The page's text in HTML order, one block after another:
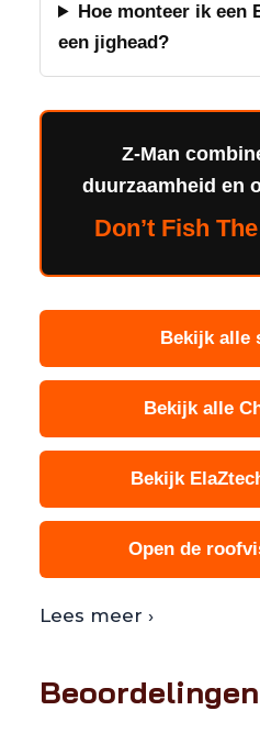
Hoe monteer ik een
een jighead?
Z-Man
duurzaamheid en
Don’t Fish
Bekijk alle
Bekijk alle
Bekijk
Open de
Lees meer ›
Beoordelingen